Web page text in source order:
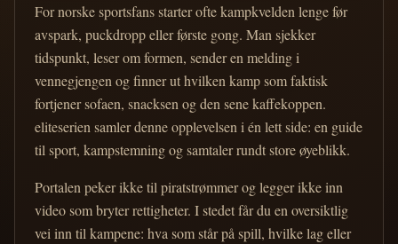
For norske sportsfans starter ofte kampkvelden lenge før
avspark, puckdropp eller første gong. Man sjekker
tidspunkt, leser om formen, sender en melding i
vennegjengen og finner ut hvilken kamp som faktisk
fortjener sofaen, snacksen og den sene kaffekoppen.
eliteserien samler denne opplevelsen i én lett side: en guide
til sport, kampstemning og samtaler rundt store øyeblikk.
Portalen peker ikke til piratstrømmer og legger ikke inn
video som bryter rettigheter. I stedet får du en oversiktlig
vei inn til kampene: hva som står på spill, hvilke lag eller